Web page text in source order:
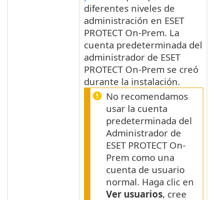
diferentes niveles de
administración en ESET
PROTECT On-Prem. La
cuenta predeterminada del
administrador de ESET
PROTECT On-Prem se creó
durante la instalación.
No recomendamos
usar la cuenta
predeterminada del
Administrador de
ESET PROTECT On-
Prem como una
cuenta de usuario
normal. Haga clic en
Ver usuarios, cree